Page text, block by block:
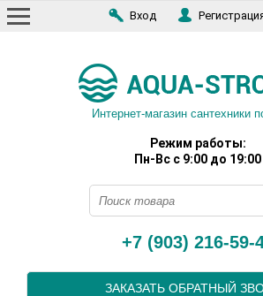
Вход
Интернет-магазин сантехники
Режим работы:
Пн-Вс с 9:00 до 19:00
+7 (903) 216-59-
ЗАКАЗАТЬ ОБРАТНЫЙ